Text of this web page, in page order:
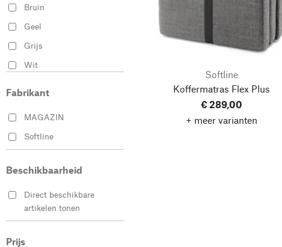
Bruin
Geel
Grijs
Wit
Fabrikant
MAGAZIN
Softline
Beschikbaarheid
Direct beschikbare
artikelen tonen
Prijs
Softline
Koffermatras Flex Plus
€ 289,00
+ meer varianten